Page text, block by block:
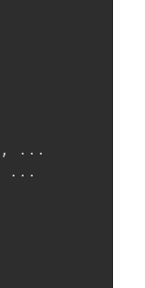
, . . .
. . .